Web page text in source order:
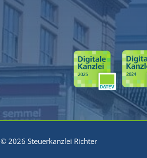
© 2026 Steuerkanzlei Richter